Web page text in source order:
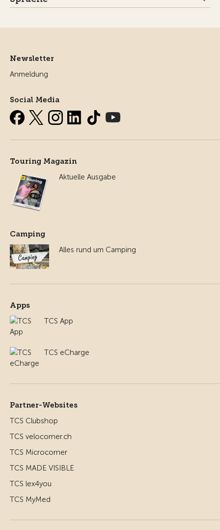
Newsletter
Anmeldung
Social Media
Touring Magazin
Aktuelle Ausgabe
Camping
Alles rund um Camping
Apps
TCS App
TCS eCharge
Partner-Websites
TCS Clubshop
TCS velocorner.ch
TCS Microcorner
TCS MADE VISIBLE
TCS lex4you
TCS MyMed